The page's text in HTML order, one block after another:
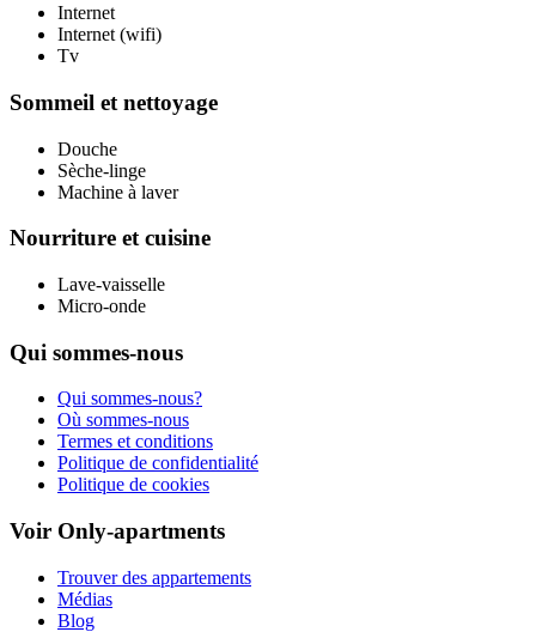
Internet
Internet (wifi)
Tv
Sommeil et nettoyage
Douche
Sèche-linge
Machine à laver
Nourriture et cuisine
Lave-vaisselle
Micro-onde
Qui sommes-nous
Qui sommes-nous?
Où sommes-nous
Termes et conditions
Politique de confidentialité
Politique de cookies
Voir Only-apartments
Trouver des appartements
Médias
Blog